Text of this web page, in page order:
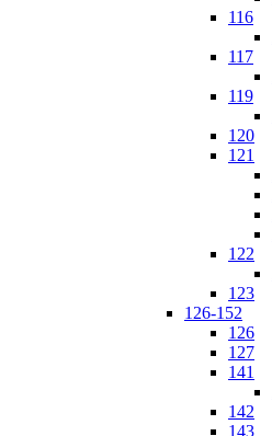
116
117
119
120
121
122
123
126-152
126
127
141
142
143